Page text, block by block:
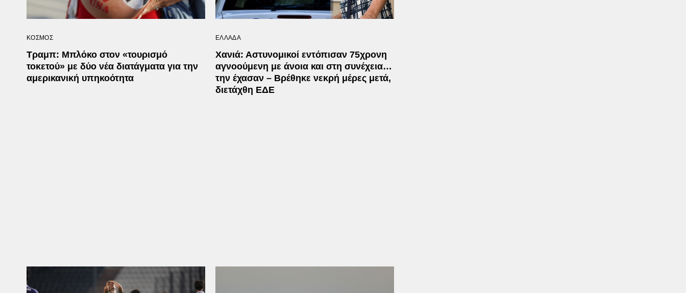
ΚΟΣΜΟΣ
Τραμπ: Μπλόκο στον «τουρισμό
τοκετού» με δύο νέα διατάγματα για την
αμερικανική υπηκοότητα
ΕΛΛΑΔΑ
Χανιά: Αστυνομικοί εντόπισαν 75χρονη
αγνοούμενη με άνοια και στη συνέχεια…
την έχασαν – Βρέθηκε νεκρή μέρες μετά,
διετάχθη ΕΔΕ